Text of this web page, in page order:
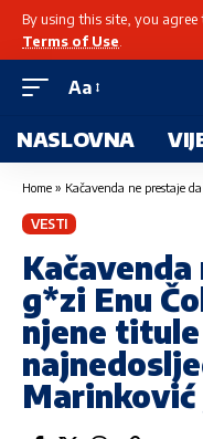
By using this site, you agree
Terms of Use
Aa
NASLOVNA
Home » Kačavenda ne prestaje da g*zi Enu
VESTI
g*zi Enu
njene titule